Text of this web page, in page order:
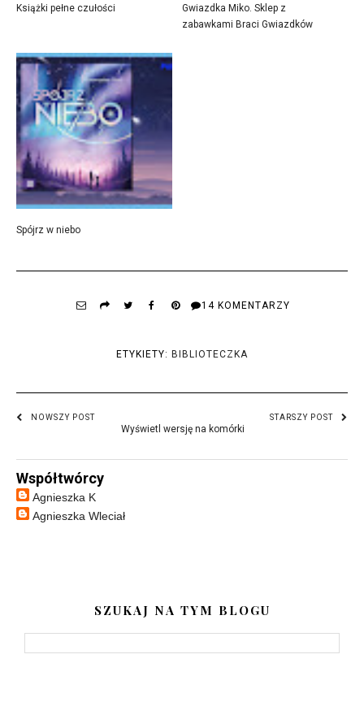
Książki pełne czułości
Gwiazdka Miko. Sklep z
zabawkami Braci Gwiazdków
Spójrz w niebo
14 KOMENTARZY
ETYKIETY: BIBLIOTECZKA
NOWSZY POST STARSZY POST
Wyświetl wersję na komórki
Współtwórcy
Agnieszka K
Agnieszka Wleciał
SZUKAJ NA TYM BLOGU